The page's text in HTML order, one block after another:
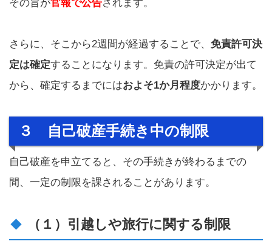
その旨が官報で公告されます。
さらに、そこから2週間が経過することで、 免責許可決
定は確定することになります。免責の許可決定が出て
から、確定するまでにはおよそ1か月程度かかります。
３ 自己破産手続き中の制限
自己破産を申立てると、その手続きが終わるまでの
間、一定の制限を課されることがあります。
（１）引越しや旅行に関する制限